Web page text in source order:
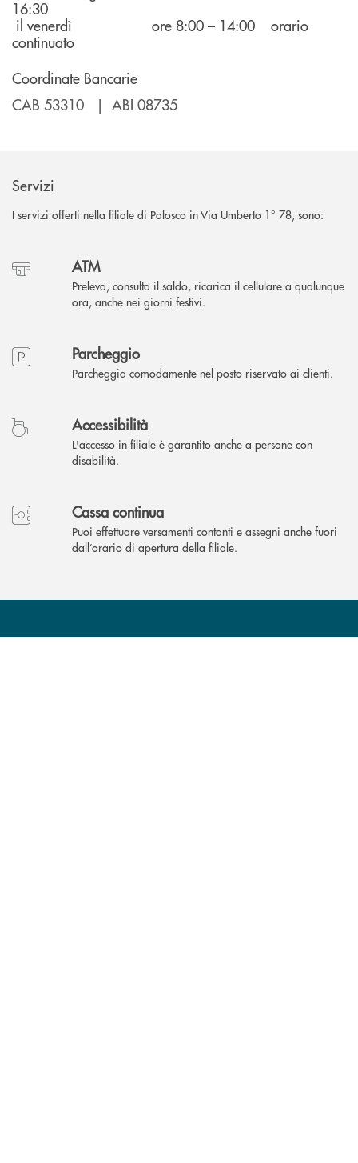
16:30
il venerdì ore 8:00 – 14:00 orario
continuato
Coordinate Bancarie
CAB 53310 | ABI 08735
Servizi
I servizi offerti nella filiale di Palosco in Via Umberto 1° 78, sono:
ATM
Preleva, consulta il saldo, ricarica il cellulare a qualunque
ora, anche nei giorni festivi.
Parcheggio
Parcheggia comodamente nel posto riservato ai clienti.
Accessibilità
L'accesso in filiale è garantito anche a persone con
disabilità.
Cassa continua
Puoi effettuare versamenti contanti e assegni anche fuori
dall’orario di apertura della filiale.